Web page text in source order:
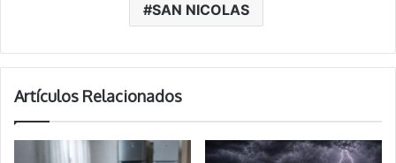
SAN NICOLAS
Artículos Relacionados